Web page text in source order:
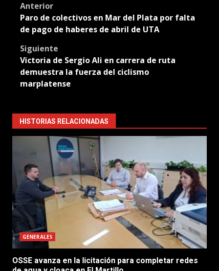
Post
navigation
Anterior
Paro de colectivos en Mar del Plata por falta
de pago de haberes de abril de UTA
Siguiente
Victoria de Sergio Ali en carrera de ruta
demuestra la fuerza del ciclismo
marplatense
HISTORIAS RELACIONADAS
GENERALES
OSSE avanza en la licitación para completar redes